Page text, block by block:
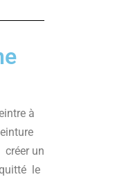
à
créer un
le